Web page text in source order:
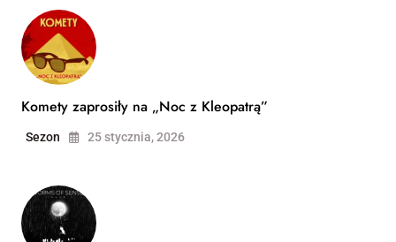
Komety zaprosiły na „Noc z Kleopatrą”
Sezon 25 stycznia, 2026